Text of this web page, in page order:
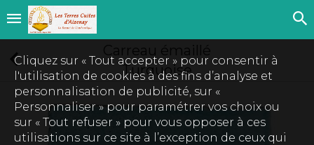
Turquoise
Cliquez sur « Tout accepter » pour consentir à
l'utilisation de cookies à des fins d’analyse et
personnalisation de publicité, sur «
Personnaliser » pour paramétrer vos choix ou
sur « Tout refuser » pour vous opposer à ces
utilisations sur ce site à l’exception de ceux qui